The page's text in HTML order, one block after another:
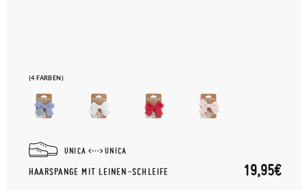
(4 FARBEN)
UNICA UNICA
HAARSPANGE MIT LEINEN-SCHLEIFE 19,95€